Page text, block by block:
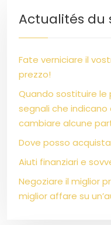
Actualités du
Fate verniciare il
prezzo!
Quando sostituire
segnali che
cambiare alcune
Dove posso
Aiuti finanziari e
Negoziare il miglior
miglior affare su